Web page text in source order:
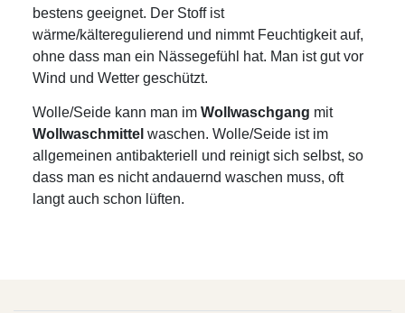
bestens geeignet. Der Stoff ist
wärme/kälteregulierend und nimmt Feuchtigkeit auf,
ohne dass man ein Nässegefühl hat. Man ist gut vor
Wind und Wetter geschützt.
Wolle/Seide kann man im Wollwaschgang mit
Wollwaschmittel waschen. Wolle/Seide ist im
allgemeinen antibakteriell und reinigt sich selbst, so
dass man es nicht andauernd waschen muss, oft
langt auch schon lüften.